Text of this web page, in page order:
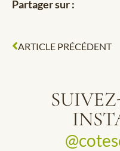
Partager sur :
ARTICLE PRÉCÉDENT